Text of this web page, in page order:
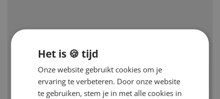
Het is 🍪 tijd
Onze website gebruikt cookies om je
ervaring te verbeteren. Door onze website
te gebruiken, stem je in met alle cookies in